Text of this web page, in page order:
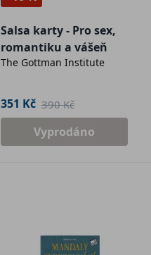
Salsa karty - Pro sex,
romantiku a vášeň
The Gottman Institute
351 Kč 390 Kč
Vyprodáno